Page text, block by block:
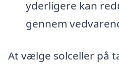
yderligere kan
gennem
At vælge solceller på